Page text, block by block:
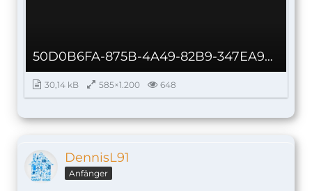
50D0B6FA-875B-4A49-82B9-347EA9513CF9_autoscaled.jpg
30,14 kB 585×1.200 648
DennisL91
Anfänger